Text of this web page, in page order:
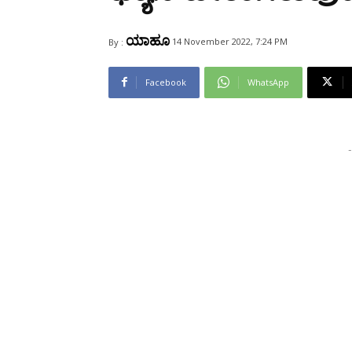
By : ಯಾಹೂ 14 November 2022, 7:24 PM
Facebook WhatsApp